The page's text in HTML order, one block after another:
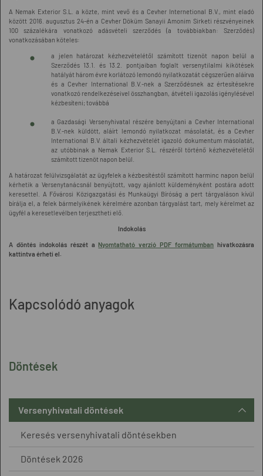
Döntések
Versenyhivatali döntések
Keresés versenyhivatali döntésekben
Döntések 2026
A Nemak Exterior S.L. a közte, mint vevő és a Cevher Internetional B.V., mint eladó
között 2016. augusztus 24-én a Cevher Döküm Sanayii Amonim Sirketi részvényeinek
100 százalékára vonatkozó adásvételi szerződés (a továbbiakban: Szerződés)
vonatkozásában köteles:
a jelen határozat kézhezvételétől számított tizenöt napon belül a
Szerződés 13.1. és 13.2. pontjaiban foglalt versenytilalmi kikötések
hatályát három évre korlátozó lemondó nyilatkozatát cégszerűen aláírva
és a Cevher International B.V.-nek a Szerződésnek az értesítésekre
vonatkozó rendelkezéseivel összhangban, átvételi igazolás igénylésével
kézbesíteni; továbbá
a Gazdasági Versenyhivatal részére benyújtani a Cevher International
B.V.-nek küldött, aláírt lemondó nyilatkozat másolatát, és a Cevher
International B.V. általi kézhezvételét igazoló dokumentum másolatát,
az utóbbinak a Nemak Exterior S.L. részéről történő kézhezvételétől
számított tizenöt napon belül.
A határozat felülvizsgálatát az ügyfelek a kézbesítéstől számított harminc napon belül
kérhetik a Versenytanácsnál benyújtott, vagy ajánlott küldeményként postára adott
keresettel. A Fővárosi Közigazgatási és Munkaügyi Bíróság a pert tárgyaláson kívül
bírálja el, a felek bármelyikének kérelmére azonban tárgyalást tart, mely kérelmet az
ügyfél a keresetlevélben terjesztheti elő.
Indokolás
A döntés indokolás részét a Nyomtatható verzió PDF formátumban hivatkozásra
kattintva érheti el.
Kapcsolódó anyagok